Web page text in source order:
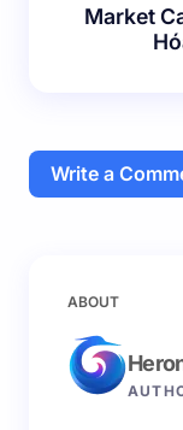
Market
Write a
Email của bạn
Name *
ABOUT